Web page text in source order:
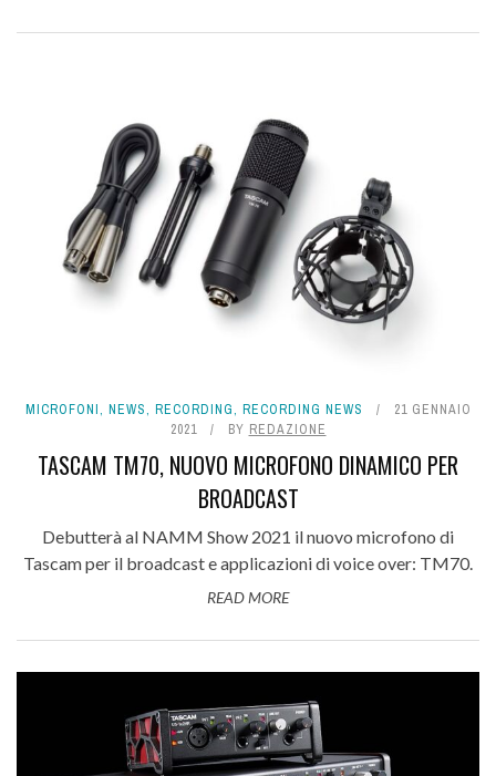
MICROFONI, NEWS, RECORDING, RECORDING NEWS
21 GENNAIO
2021
BY REDAZIONE
TASCAM TM70, NUOVO MICROFONO DINAMICO PER
BROADCAST
Debutterà al NAMM Show 2021 il nuovo microfono di
Tascam per il broadcast e applicazioni di voice over: TM70.
READ MORE